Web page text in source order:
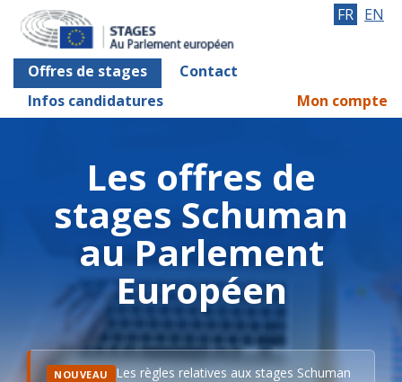
Offres de stages
Contact
Infos candidatures
FR EN
Mon compte
Les offres de
stages Schuman
au Parlement
Européen
NOUVEAU
Les règles relatives aux stages Schuman